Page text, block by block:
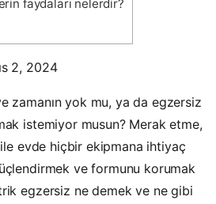
faydaları nelerdir?
2, 2024
zamanın yok mu, ya da egzersiz
istemiyor musun? Merak etme,
evde hiçbir ekipmana ihtiyaç
ve formunu korumak
egzersiz ne demek ve ne gibi